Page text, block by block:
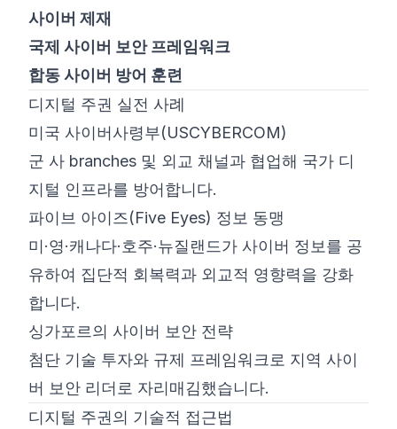
사이버 제재
국제 사이버 보안 프레임워크
합동 사이버 방어 훈련
디지털 주권 실전 사례
미국 사이버사령부(USCYBERCOM)
군 사 branches 및 외교 채널과 협업해 국가 디
지털 인프라를 방어합니다.
파이브 아이즈(Five Eyes) 정보 동맹
미·영·캐나다·호주·뉴질랜드가 사이버 정보를 공
유하여 집단적 회복력과 외교적 영향력을 강화
합니다.
싱가포르의 사이버 보안 전략
첨단 기술 투자와 규제 프레임워크로 지역 사이
버 보안 리더로 자리매김했습니다.
디지털 주권의 기술적 접근법